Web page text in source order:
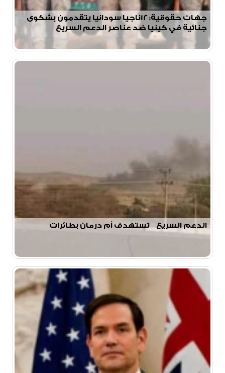
جهات حقوقية: 12ناجيا سودانيا يتقدمون بشكوى
جنائية في كينيا ضد عناصر الدعم السريع
الدعم السريع تستهدف أم درمان بطائرات